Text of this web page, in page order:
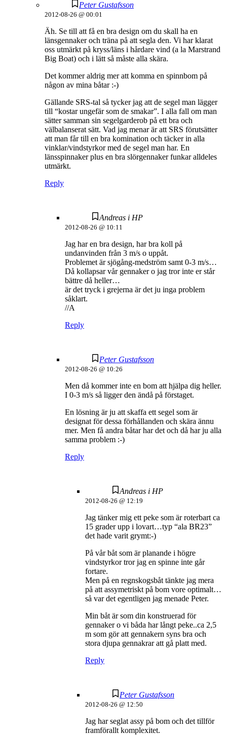
Peter Gustafsson
2012-08-26 @ 00:01
Äh. Se till att få en bra design om du skall ha en
länsgennaker och träna på att segla den. Vi har klarat
oss utmärkt på kryss/läns i hårdare vind (a la Marstrand
Big Boat) och i lätt så måste alla skära.
Det kommer aldrig mer att komma en spinnbom på
någon av mina båtar :-)
Gällande SRS-tal så tycker jag att de segel man lägger
till “kostar ungefär som de smakar”. I alla fall om man
sätter samman sin segelgarderob på ett bra och
välbalanserat sätt. Vad jag menar är att SRS förutsätter
att man får till en bra komination och täcker in alla
vinklar/vindstyrkor med de segel man har. En
länsspinnaker plus en bra slörgennaker funkar alldeles
utmärkt.
Reply
Andreas i HP
2012-08-26 @ 10:11
Jag har en bra design, har bra koll på
undanvinden från 3 m/s o uppåt.
Problemet är sjögång-medström samt 0-3 m/s…
Då kollapsar vår gennaker o jag tror inte er står
bättre då heller…
är det tryck i grejerna är det ju inga problem
såklart.
//A
Reply
Peter Gustafsson
2012-08-26 @ 10:26
Men då kommer inte en bom att hjälpa dig heller.
I 0-3 m/s så ligger den ändå på förstaget.
En lösning är ju att skaffa ett segel som är
designat för dessa förhållanden och skära ännu
mer. Men få andra båtar har det och då har ju alla
samma problem :-)
Reply
Andreas i HP
2012-08-26 @ 12:19
Jag tänker mig ett peke som är roterbart ca
15 grader upp i lovart…typ “ala BR23”
det hade varit grymt:-)
På vår båt som är planande i högre
vindstyrkor tror jag en spinne inte går
fortare.
Men på en regnskogsbåt tänkte jag mera
på att assymetriskt på bom vore optimalt…
så var det egentligen jag menade Peter.
Min båt är som din konstruerad för
gennaker o vi båda har långt peke..ca 2,5
m som gör att gennakern syns bra och
stora djupa gennakrar att gå platt med.
Reply
Peter Gustafsson
2012-08-26 @ 12:50
Jag har seglat assy på bom och det tillför
framförallt komplexitet.